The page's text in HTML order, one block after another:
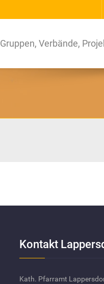
Gruppen, Verbände,
Kontakt
Kath. Pfarramt